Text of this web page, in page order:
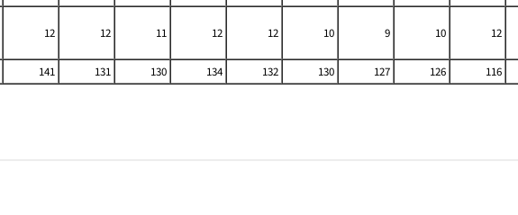
12 12 11 12 12 10 9 10 12
141 131 130 134 132 130 127 126 116